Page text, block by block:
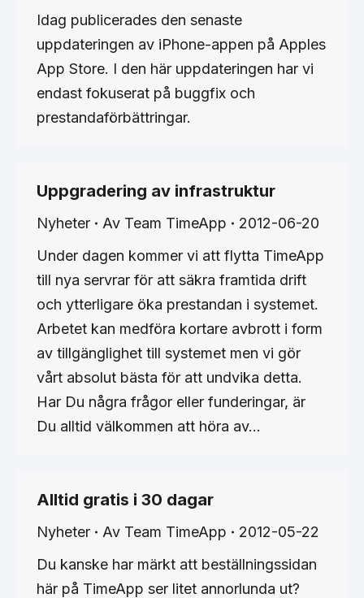
Idag publicerades den senaste
uppdateringen av iPhone-appen på Apples
App Store. I den här uppdateringen har vi
endast fokuserat på buggfix och
prestandaförbättringar.
Uppgradering av infrastruktur
Nyheter Av Team TimeApp
2012-06-20
Under dagen kommer vi att flytta TimeApp
till nya servrar för att säkra framtida drift
och ytterligare öka prestandan i systemet.
Arbetet kan medföra kortare avbrott i form
av tillgänglighet till systemet men vi gör
vårt absolut bästa för att undvika detta.
Har Du några frågor eller funderingar, är
Du alltid välkommen att höra av…
Alltid gratis i 30 dagar
Nyheter Av Team TimeApp
2012-05-22
Du kanske har märkt att beställningssidan
här på TimeApp ser litet annorlunda ut?